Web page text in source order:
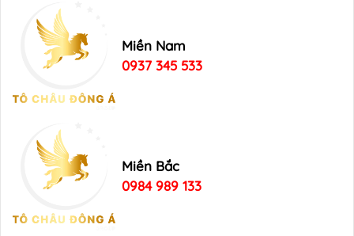
Miền Nam
0937 345 533
Miền Bắc
0984 989 133